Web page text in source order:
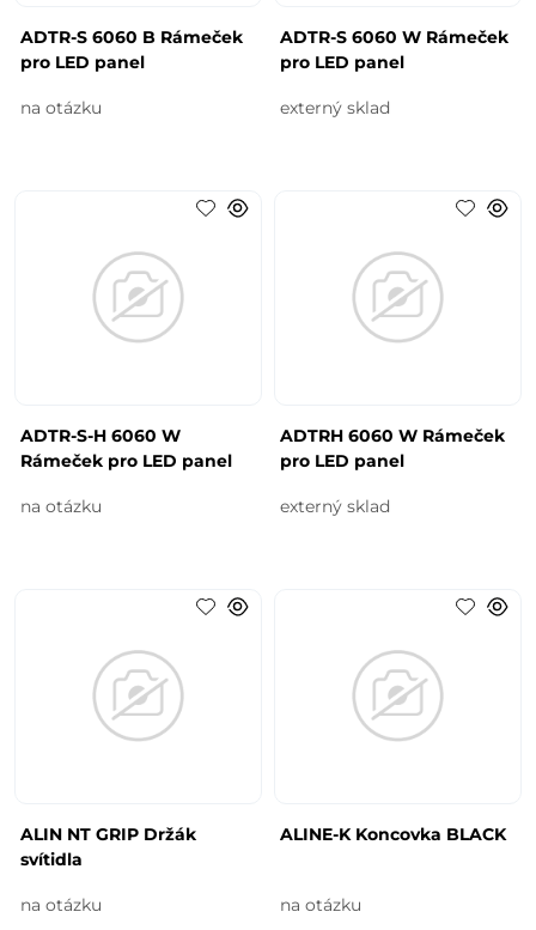
ADTR-S 6060 B Rámeček
pro LED panel
na otázku
ADTR-S 6060 W Rámeček
pro LED panel
externý sklad
ADTR-S-H 6060 W
Rámeček pro LED panel
na otázku
ADTRH 6060 W Rámeček
pro LED panel
externý sklad
ALIN NT GRIP Držák
svítidla
na otázku
ALINE-K Koncovka BLACK
na otázku